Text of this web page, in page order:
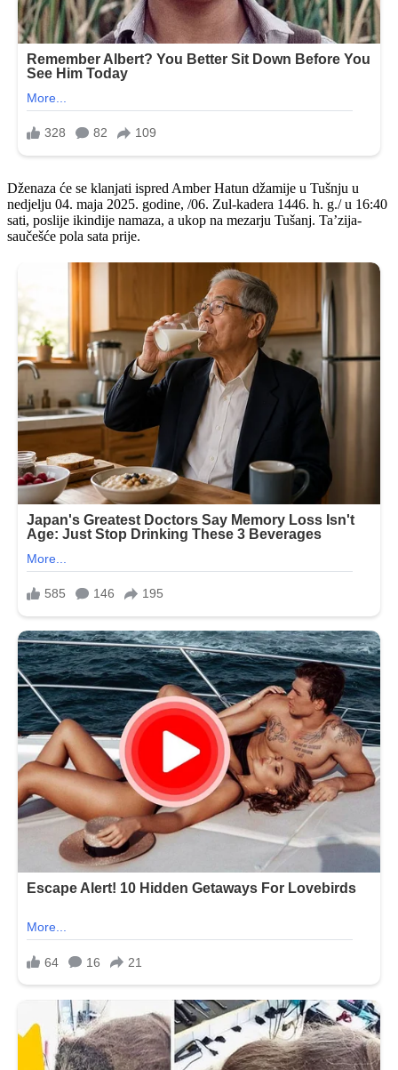
Dženaza će se klanjati ispred Amber Hatun džamije u Tušnju u
nedjelju 04. maja 2025. godine, /06. Zul-kadera 1446. h. g./ u 16:40
sati, poslije ikindije namaza, a ukop na mezarju Tušanj. Taʼzija-
saučešće pola sata prije.